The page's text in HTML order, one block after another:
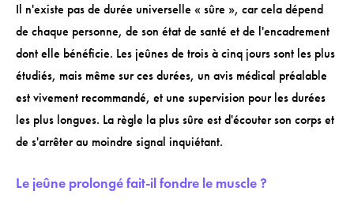
Il n'existe pas de durée universelle « sûre », car cela dépend
de chaque personne, de son état de santé et de l'encadrement
dont elle bénéficie. Les jeûnes de trois à cinq jours sont les plus
étudiés, mais même sur ces durées, un avis médical préalable
est vivement recommandé, et une supervision pour les durées
les plus longues. La règle la plus sûre est d'écouter son corps et
de s'arrêter au moindre signal inquiétant.
Le jeûne prolongé fait-il fondre le muscle ?